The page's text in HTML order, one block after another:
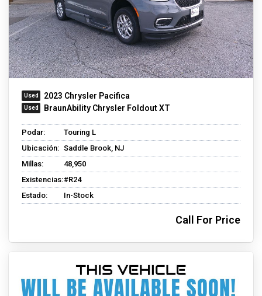
2023 Chrysler Pacifica
BraunAbility Chrysler Foldout XT
Podar:
Touring L
Ubicación: Saddle Brook, NJ
Millas:
48,950
Existencias:#R24
Estado:
In-Stock
Call For Price